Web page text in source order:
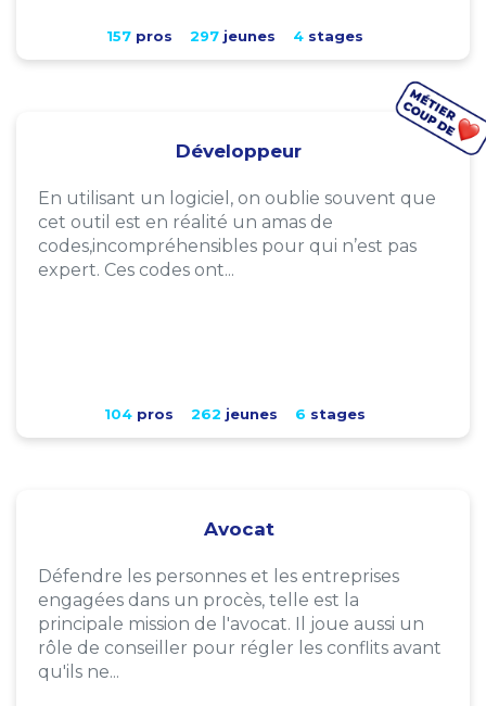
157pros 297jeunes 4stages
Développeur
En utilisant un logiciel, on oublie souvent que
cet outil est en réalité un amas de
codes,incompréhensibles pour qui n’est pas
expert. Ces codes ont...
104pros 262 jeunes 6 stages
Avocat
Défendre les personnes et les entreprises
engagées dans un procès, telle est la
principale mission de l'avocat. Il joue aussi un
rôle de conseiller pour régler les conflits avant
qu'ils ne...